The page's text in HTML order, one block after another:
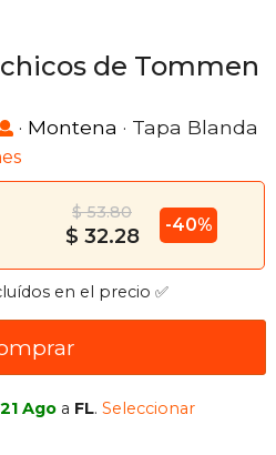
de Tommen
· Montena · Tapa Blanda
$ 53.80
$ 32.28 -40%
en el precio ✅
Ago a FL.Seleccionar